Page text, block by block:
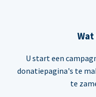
U start een
donatiepagina's te
te